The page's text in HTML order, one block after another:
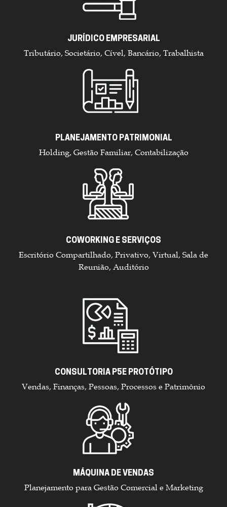
JURÍDICO EMPRESARIAL
Tributário, Societário, Cível, Bancário, Trabalhista
PLANEJAMENTO PATRIMONIAL
Holding, Gestão Familiar, Contabilização
COWORKING E SERVIÇOS
Escritório Compartilhado, Privativo, Virtual, Sala de
Reunião, Auditório
CONSULTORIA P5E PROTÓTIPO
Vendas, Finanças, Pessoas, Processos e Patrimônio
MÁQUINA DE VENDAS
Planejamento para Gestão Comercial e Marketing